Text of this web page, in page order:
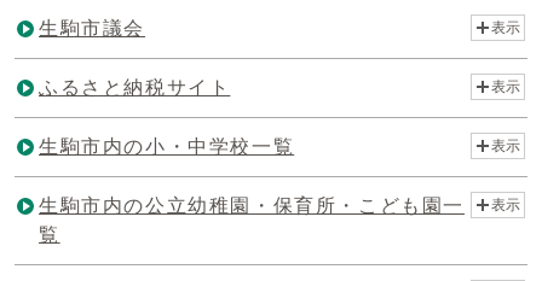
生駒市議会 表示
ふるさと納税サイト 表示
生駒市内の小・中学校一覧 表示
生駒市内の公立幼稚園・保育所・こども園一
覧
表示